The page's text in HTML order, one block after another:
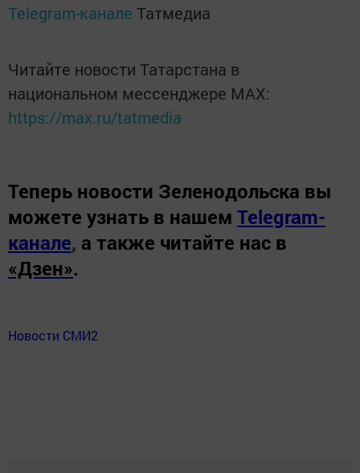
Telegram-канале Татмедиа
Читайте новости Татарстана в
национальном мессенджере MАХ:
https://max.ru/tatmedia
Теперь новости Зеленодольска вы
можете узнать в нашем Telegram-
канале, а также читайте нас в
«Дзен».
Новости СМИ2